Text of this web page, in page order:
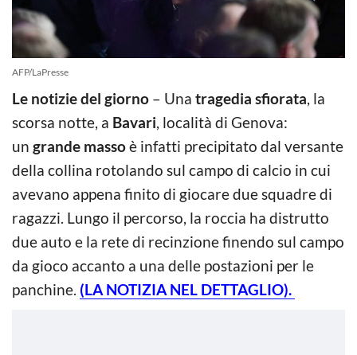
AFP/LaPresse
Le notizie del giorno – Una tragedia sfiorata, la
scorsa notte, a Bavari, località di Genova:
un grande massoè infatti precipitato dal versante
della collina rotolando sul campo di calcio in cui
avevano appena finito di giocare due squadre di
ragazzi. Lungo il percorso, la roccia ha distrutto
due auto e la rete di recinzione finendo sul campo
da gioco accanto a una delle postazioni per le
panchine. (LA NOTIZIA NEL DETTAGLIO).